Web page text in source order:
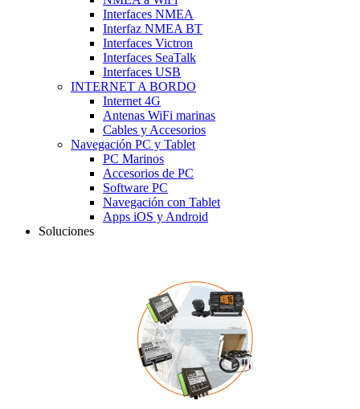
Interfaces NMEA
Interfaz NMEA BT
Interfaces Victron
Interfaces SeaTalk
Interfaces USB
INTERNET A BORDO
Internet 4G
Antenas WiFi marinas
Cables y Accesorios
Navegación PC y Tablet
PC Marinos
Accesorios de PC
Software PC
Navegación con Tablet
Apps iOS y Android
Soluciones